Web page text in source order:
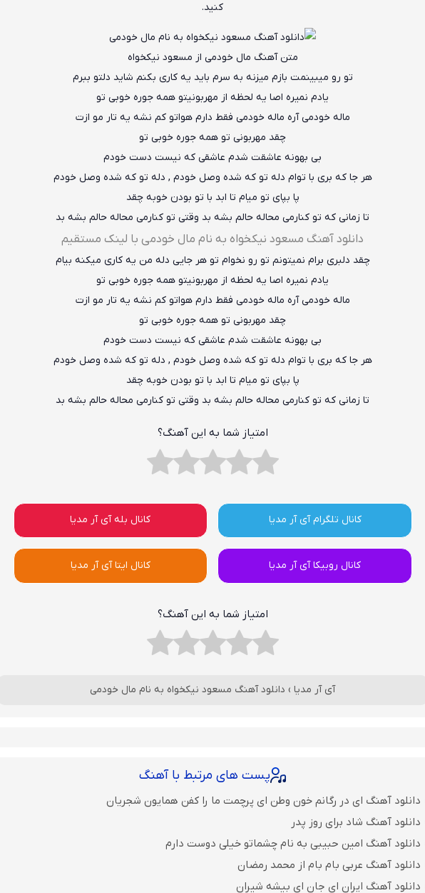
کنید.
متن آهنگ مال خودمی از مسعود نیکخواه
تو رو میبینمت بازم میزنه به سرم باید یه کاری بکنم شاید دلتو ببرم
یادم نمیره اصا یه لحظه از مهربونیتو همه جوره خوبی تو
ماله خودمی آره ماله خودمی فقط دارم هواتو کم نشه یه تار مو ازت
چقد مهربونی تو همه جوره خوبی تو
بی بهونه عاشقت شدم عاشقی که نیست دست خودم
هر جا که بری با توام دله تو که شده وصل خودم , دله تو که شده وصل خودم
پا بپای تو میام تا ابد با تو بودن خوبه چقد
تا زمانی که تو کنارمی محاله حالم بشه بد وقتی تو کنارمی محاله حالم بشه بد
دانلود آهنگ مسعود نیکخواه به نام مال خودمی با لینک مستقیم
چقد دلبری برام نمیتونم تو رو نخوام تو هر جایی دله من یه کاری میکنه بیام
یادم نمیره اصا یه لحظه از مهربونیتو همه جوره خوبی تو
ماله خودمی آره ماله خودمی فقط دارم هواتو کم نشه یه تار مو ازت
چقد مهربونی تو همه جوره خوبی تو
بی بهونه عاشقت شدم عاشقی که نیست دست خودم
هر جا که بری با توام دله تو که شده وصل خودم , دله تو که شده وصل خودم
پا بپای تو میام تا ابد با تو بودن خوبه چقد
تا زمانی که تو کنارمی محاله حالم بشه بد وقتی تو کنارمی محاله حالم بشه بد
امتیاز شما به این آهنگ؟
کانال تلگرام آی آر مدیا کانال بله آی آر مدیا
کانال روبیکا آی آر مدیا کانال ایتا آی آر مدیا
امتیاز شما به این آهنگ؟
آی آر مدیا › دانلود آهنگ مسعود نیکخواه به نام مال خودمی
پست های مرتبط با آهنگ
دانلود آهنگ ای در رگانم خون وطن ای پرچمت ما را کفن همایون شجریان
دانلود آهنگ شاد برای روز پدر
دانلود آهنگ امین حبیبی به نام چشماتو خیلی دوست دارم
دانلود آهنگ عربی بام بام از محمد رمضان
دانلود آهنگ ایران ای جان ای بیشه شیران